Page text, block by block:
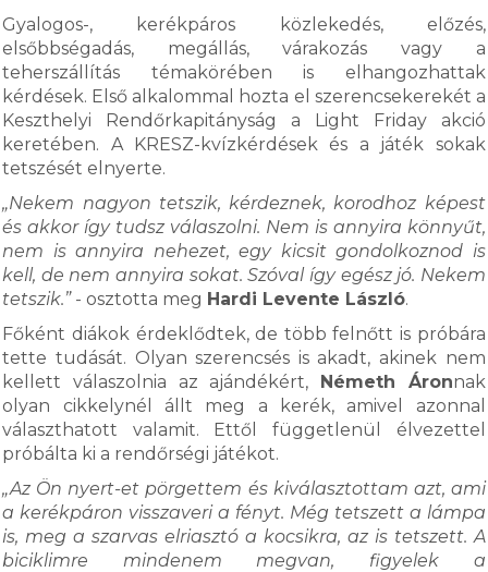
Gyalogos-, kerékpáros közlekedés, előzés,
elsőbbségadás, megállás, várakozás vagy a
teherszállítás témakörében is elhangozhattak
kérdések. Első alkalommal hozta el szerencsekerekét a
Keszthelyi Rendőrkapitányság a Light Friday akció
keretében. A KRESZ-kvízkérdések és a játék sokak
tetszését elnyerte.
„Nekem nagyon tetszik, kérdeznek, korodhoz képest
és akkor így tudsz válaszolni. Nem is annyira könnyűt,
nem is annyira nehezet, egy kicsit gondolkoznod is
kell, de nem annyira sokat. Szóval így egész jó. Nekem
tetszik.”- osztotta meg Hardi Levente László.
Főként diákok érdeklődtek, de több felnőtt is próbára
tette tudását. Olyan szerencsés is akadt, akinek nem
kellett válaszolnia az ajándékért, Németh Áronnak
olyan cikkelynél állt meg a kerék, amivel azonnal
választhatott valamit. Ettől függetlenül élvezettel
próbálta ki a rendőrségi játékot.
„Az Ön nyert-et pörgettem és kiválasztottam azt, ami
a kerékpáron visszaveri a fényt. Még tetszett a lámpa
is, meg a szarvas elriasztó a kocsikra, az is tetszett. A
biciklimre mindenem megvan, figyelek a